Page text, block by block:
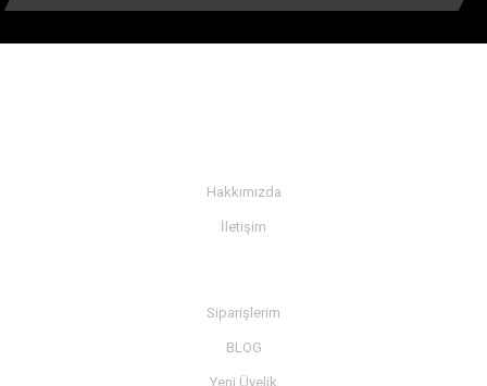
Hakkımızda
İletişim
Siparişlerim
BLOG
Yeni Üyelik